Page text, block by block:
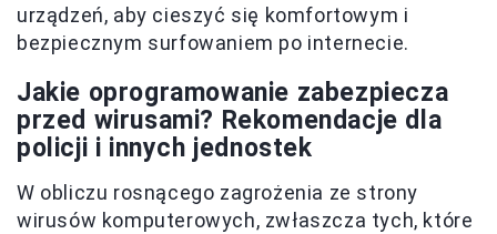
urządzeń, aby cieszyć się komfortowym i
bezpiecznym surfowaniem po internecie.
Jakie oprogramowanie zabezpiecza
przed wirusami? Rekomendacje dla
policji i innych jednostek
W obliczu rosnącego zagrożenia ze strony
wirusów komputerowych, zwłaszcza tych, które